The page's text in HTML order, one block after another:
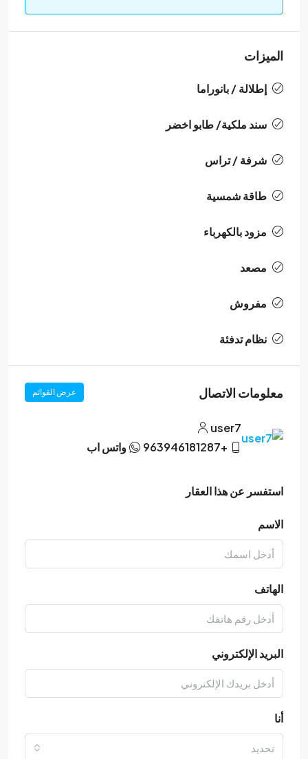
الميزات
إطلالة / بانوراما
سند ملكية/ طابو اخضر
شرفة / تراس
طاقة شمسية
مزود بالكهرباء
مصعد
مفروش
نظام تدفئة
معلومات الاتصال عرض القوائم
user7
+963946181287
واتس اب
استفسر عن هذا العقار
الاسم
الهاتف
البريد الإلكتروني
أنا
تحديد